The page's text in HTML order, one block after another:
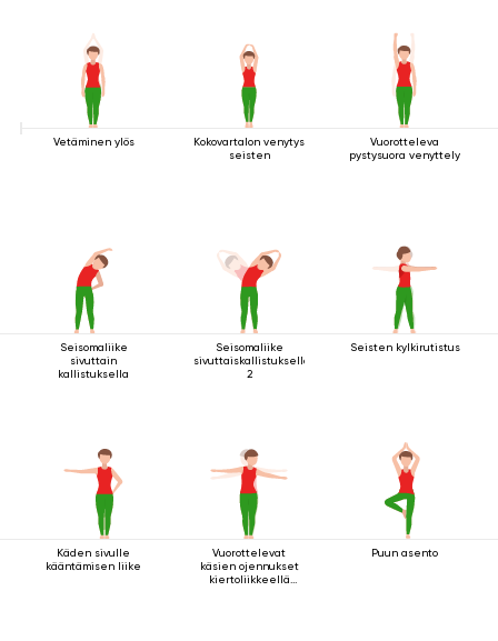
Vetäminen ylös
Kokovartalon venytys
seisten
Vuorotteleva
pystysuora venyttely
Seisomaliike
sivuttain
kallistuksella
Seisomaliike
sivuttaiskallistuksella
2
Seisten kylkirutistus
Käden sivulle
kääntämisen liike
Vuorottelevat
käsien ojennukset
kiertoliikkeellä
Puun asento